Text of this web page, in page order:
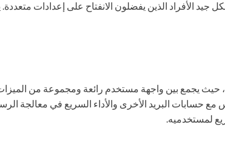
الأفراد الذين يفضلون الانفتاح على إعدادات
حيث يجمع بين واجهة مستخدم رائعة ومجموعة من
حسابات البريد الأخرى والأداء السريع في معالجة
لمستخدميه.